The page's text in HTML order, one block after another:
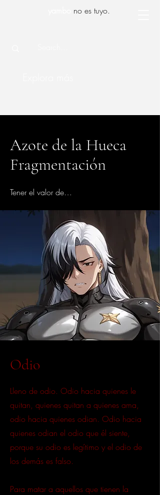
no es tuyo.
Azote de la Hueca
Fragmentación
Tener el valor de…
Odio
Lleno de odio. Odio hacia quienes le
quitan, quienes quitan a quienes ama,
odio hacia quienes odian. Odio hacia
quienes odian el odio que él siente,
porque su odio es legítimo y el odio de
los demás es falso.
Para matar a aquellos que tienen la